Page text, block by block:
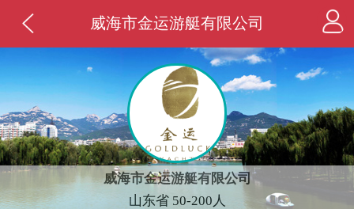
威海市金运游艇有限公司
威海市金运游艇有限公司
山东省 50-200人